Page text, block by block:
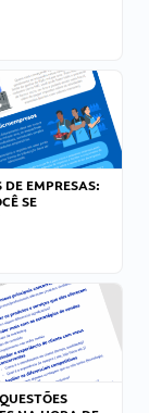
DE EMPRESAS:
SE